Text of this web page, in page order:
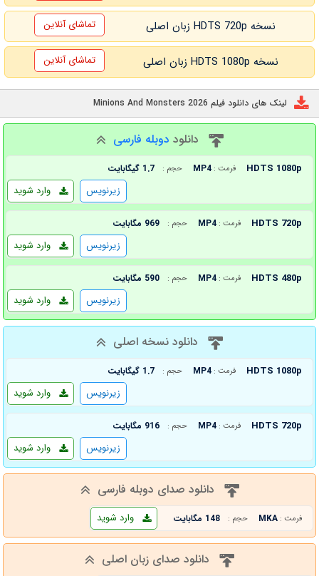
نسخه HDTS 720p زبان اصلی تماشای آنلاین
نسخه HDTS 1080p زبان اصلی تماشای آنلاین
لینک های دانلود فیلم Minions And Monsters 2026
دانلود دوبله فارسی
HDTS 1080p فرمت : MP4 حجم : 1.7 گیگابایت
وارد شوید زیرنویس
HDTS 720p فرمت : MP4 حجم : 969 مگابایت
وارد شوید زیرنویس
HDTS 480p فرمت : MP4 حجم : 590 مگابایت
وارد شوید زیرنویس
دانلود نسخه اصلی
HDTS 1080p فرمت : MP4 حجم : 1.7 گیگابایت
وارد شوید زیرنویس
HDTS 720p فرمت : MP4 حجم : 916 مگابایت
وارد شوید زیرنویس
دانلود صدای دوبله فارسی
فرمت : MKA حجم : 148 مگابایت وارد شوید
دانلود صدای زبان اصلی